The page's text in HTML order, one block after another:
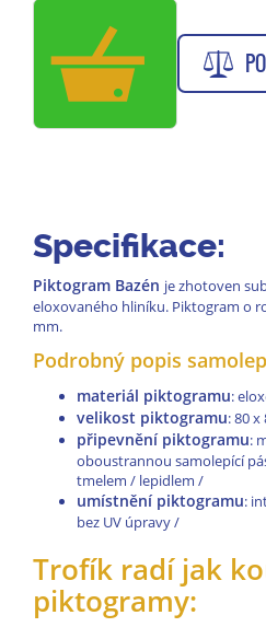
Specifikace:
Piktogram Bazén je zhotoven
eloxovaného hliníku. Piktogram o
mm.
Podrobný popis
materiál piktogramu:
velikost piktogramu: 80 x
připevnění piktogramu:
oboustrannou samolepící
tmelem / lepidlem /
umístnění piktogramu:
bez UV úpravy /
Trofík radí jak
piktogramy: